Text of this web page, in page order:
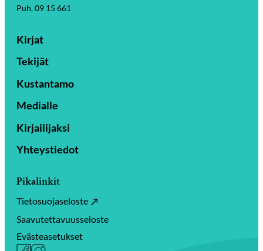
Puh. 09 15 661
Kirjat
Tekijät
Kustantamo
Medialle
Kirjailijaksi
Yhteystiedot
Pikalinkit
Tietosuojaseloste
Saavutettavuusseloste
Evästeasetukset